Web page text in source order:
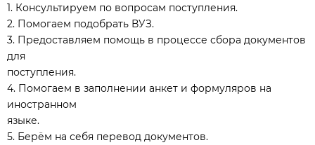
1. Консультируем по вопросам поступления.
2. Помогаем подобрать ВУЗ.
3. Предоставляем помощь в процессе сбора документов
для
поступления.
4. Помогаем в заполнении анкет и формуляров на
иностранном
языке.
5. Берём на себя перевод документов.